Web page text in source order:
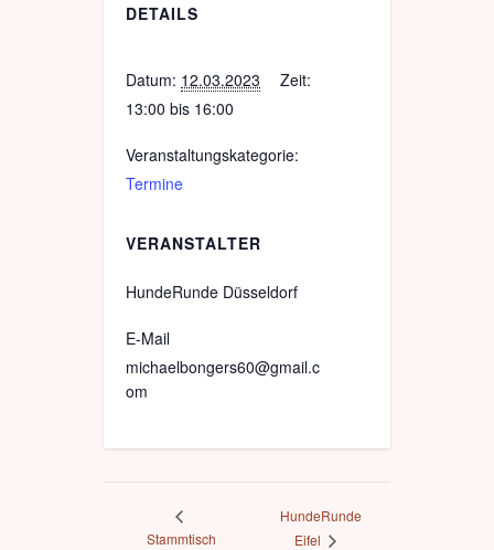
DETAILS
Datum: 12.03.2023
Zeit:
13:00 bis 16:00
Veranstaltungskategorie:
Termine
VERANSTALTER
HundeRunde Düsseldorf
E-Mail
michaelbongers60@gmail.c
om
Stammtisch
HundeRunde
Eifel